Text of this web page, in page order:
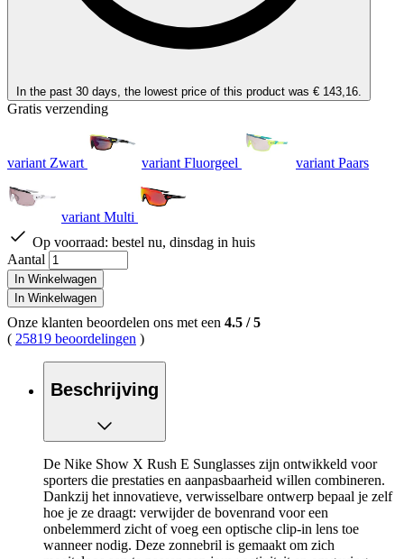
In the past 30 days, the lowest price of this product was € 143,16.
Gratis verzending
variant Zwart variant Fluorgeel variant Paars
variant Multi
Op voorraad: bestel nu, dinsdag in huis
Aantal
In Winkelwagen
In Winkelwagen
Onze klanten beoordelen ons met een 4.5 /5
( 25819 beoordelingen )
Beschrijving
De Nike Show X Rush E Sunglasses zijn ontwikkeld voor
sporters die prestaties en aanpasbaarheid willen combineren.
Dankzij het innovatieve, verwisselbare ontwerp bepaal je zelf
hoe je ze draagt: verwijder de bovenrand voor een
onbelemmerd zicht of voeg een optische clip-in lens toe
wanneer nodig. Deze zonnebril is gemaakt om zich